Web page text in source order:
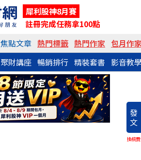
犀利股神8月賽
註冊完成任務拿100點
焦點文章 熱門標籤 熱門作家 包月作
聚財講座 暢銷排行 精裝套書 影音教
發
文
換稿費